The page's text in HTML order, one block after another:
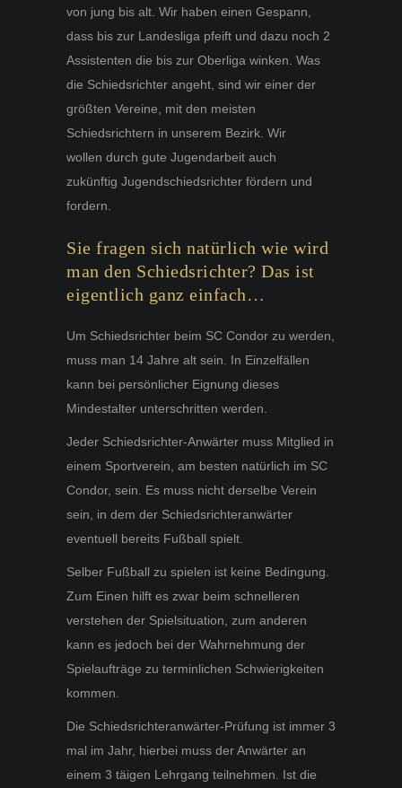
von jung bis alt. Wir haben einen Gespann,
dass bis zur Landesliga pfeift und dazu noch 2
Assistenten die bis zur Oberliga winken. Was
die Schiedsrichter angeht, sind wir einer der
größten Vereine, mit den meisten
Schiedsrichtern in unserem Bezirk. Wir
wollen durch gute Jugendarbeit auch
zukünftig Jugendschiedsrichter fördern und
fordern.
Sie fragen sich natürlich wie wird
man den Schiedsrichter? Das ist
eigentlich ganz einfach…
Um Schiedsrichter beim SC Condor zu werden,
muss man 14 Jahre alt sein. In Einzelfällen
kann bei persönlicher Eignung dieses
Mindestalter unterschritten werden.
Jeder Schiedsrichter-Anwärter muss Mitglied in
einem Sportverein, am besten natürlich im SC
Condor, sein. Es muss nicht derselbe Verein
sein, in dem der Schiedsrichteranwärter
eventuell bereits Fußball spielt.
Selber Fußball zu spielen ist keine Bedingung.
Zum Einen hilft es zwar beim schnelleren
verstehen der Spielsituation, zum anderen
kann es jedoch bei der Wahrnehmung der
Spielaufträge zu terminlichen Schwierigkeiten
kommen.
Die Schiedsrichteranwärter-Prüfung ist immer 3
mal im Jahr, hierbei muss der Anwärter an
einem 3 täigen Lehrgang teilnehmen. Ist die